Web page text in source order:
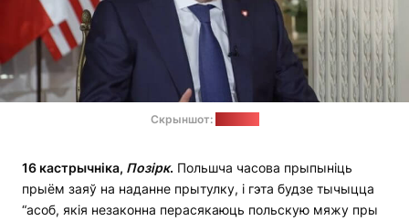
Скрыншот:
16 кастрычніка, Позірк. Польшча часова прыпыніць
прыём заяў на наданне прытулку, і гэта будзе тычыцца
“асоб, якія незаконна перасякаюць польскую мяжу пры